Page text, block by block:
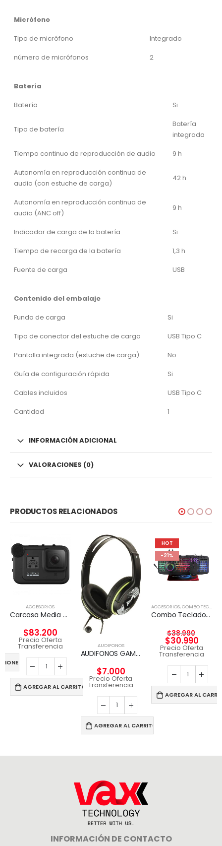
Micrófono
Tipo de micrófono
Integrado
número de micrófonos
2
Batería
Batería
Si
Tipo de batería
Batería
integrada
Tiempo continuo de reproducción de audio
9 h
Autonomía en reproducción continua de
audio (con estuche de carga)
42 h
Autonomía en reproducción continua de
audio (ANC off)
9 h
Indicador de carga de la batería
Si
Tiempo de recarga de la batería
1,3 h
Fuente de carga
USB
Contenido del embalaje
Funda de carga
Si
Tipo de conector del estuche de carga
USB Tipo C
Pantalla integrada (estuche de carga)
No
Guía de configuración rápida
Si
Cables incluidos
USB Tipo C
Cantidad
1
INFORMACIÓN ADICIONAL
VALORACIONES (0)
PRODUCTOS RELACIONADOS
ACCESORIOS
Carcasa Media MOD Para HERO8 Black GOPRO
$83.200
Precio Oferta
Transferencia
AGREGAR AL CARRITO
AUDIFONOS
AUDIFONOS GAMER OVER-ear GENIUS
$7.000
Precio Oferta
Transferencia
AGREGAR AL CARRITO
HOT
-21%
ACCESORIOS,COMBO TECLADO Y MOUSE
Combo Teclado y Mouse Kit gamer 4 en 1 Taranis Pro
$38.990
$30.990
Precio Oferta
Transferencia
AGREGAR AL
INFORMACIÓN DE CONTACTO